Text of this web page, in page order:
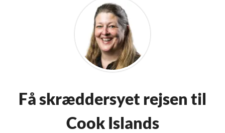
Få skræddersyet rejsen til
Cook Islands